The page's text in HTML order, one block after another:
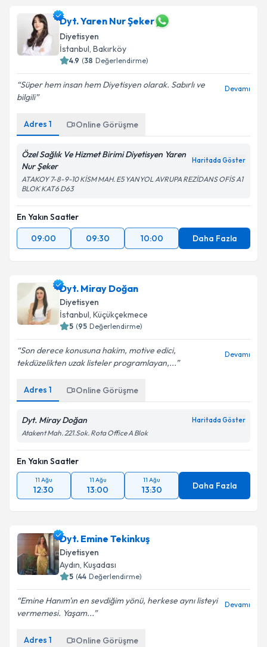
Dyt. Yaren Nur Şeker
Diyetisyen
İstanbul, Bakırköy
4.9 (38 Değerlendirme)
Süper hem insan hem Diyetisyen olarak. Sabırlı ve
bilgili
Devamı
Adres 1 Online Görüşme
Özel Sağlık Ve Hizmet Birimi Diyetisyen Yaren
Nur Şeker
Haritada Göster
ATAKOY 7-8-9-10 KİSM MAH. E5 YANYOL AVRUPA REZİDANS OFİS A1
BLOK KAT6 D63
En Yakın Saatler
09:00
09:30 10:00 Daha Fazla
Dyt. Miray Doğan
Diyetisyen
İstanbul, Küçükçekmece
5 (95 Değerlendirme)
Son derece konusuna hakim, motive edici,
tekdüzelikten uzak listeler programlayan,...
Devamı
Adres 1 Online Görüşme
Dyt. Miray Doğan Haritada Göster
Atakent Mah. 221.Sok. Rota Office A Blok
En Yakın Saatler
11 Ağu
12:30
11 Ağu
13:00
11 Ağu
13:30 Daha Fazla
Dyt. Emine Tekinkuş
Diyetisyen
Aydın, Kuşadası
5 (44 Değerlendirme)
Emine Hanım'ın en sevdiğim yönü, herkese aynı listeyi
vermemesi. Yaşam...
Devamı
Adres 1 Online Görüşme